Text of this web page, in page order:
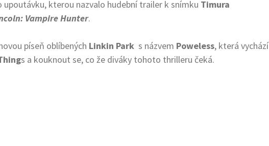
upoutávku, kterou nazvalo hudební trailer k snímku Timura
Vampire Hunter.
píseň oblíbených Linkin Park s názvem Poweless, která vychází
s a kouknout se, co že diváky tohoto thrilleru čeká.